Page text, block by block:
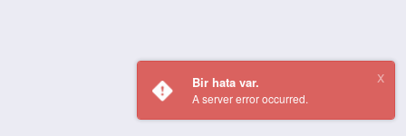
Bir hata var.
A server error occurred.